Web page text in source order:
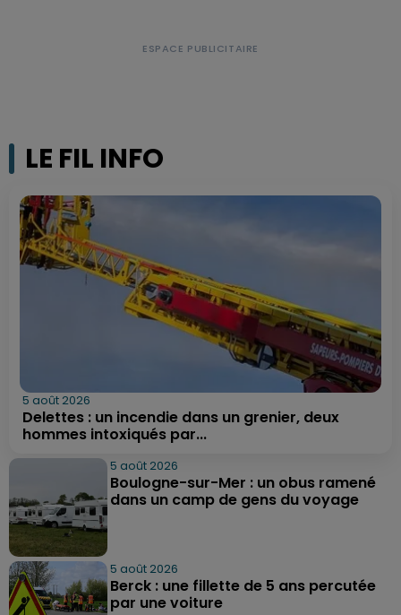
LE FIL INFO
5 août 2026
Delettes : un incendie dans un grenier, deux
hommes intoxiqués par...
5 août 2026
Boulogne-sur-Mer : un obus ramené
dans un camp de gens du voyage
5 août 2026
Berck : une fillette de 5 ans percutée
par une voiture